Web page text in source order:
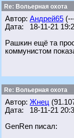
Re: Вольерная охота
Автор: Андрей65
Дата: 18-11-21
Рашкин ещё та
коммунистом
Re: Вольерная охота
Автор: Жнец
Дата: 18-11-21
GenRen писал: